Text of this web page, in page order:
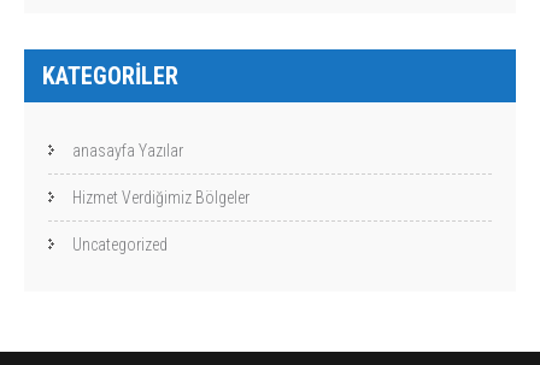
KATEGORILER
anasayfa Yazılar
Hizmet Verdiğimiz Bölgeler
Uncategorized